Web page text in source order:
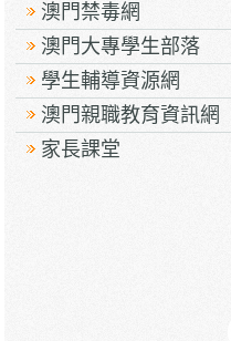
澳門禁毒網
澳門大專學生部落
學生輔導資源網
澳門親職教育資訊網
家長課堂